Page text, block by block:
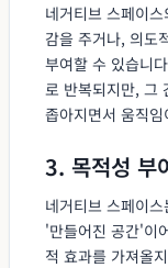
네거티브 스페이
감을 주거나, 의도
부여할 수 있습니
로 반복되지만, 그
좁아지면서 움직
3. 목적성 부
네거티브 스페이
'만들어진 공간'이
적 효과를 가져올